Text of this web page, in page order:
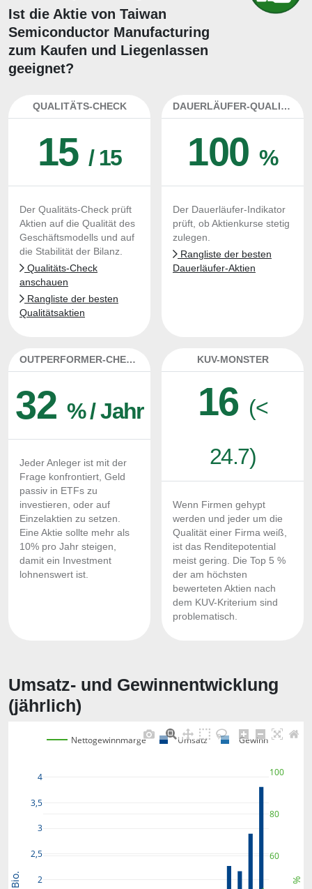
Ist die Aktie von Taiwan
Semiconductor Manufacturing
zum Kaufen und Liegenlassen
geeignet?
QUALITÄTS-CHECK
15 / 15
Der Qualitäts-Check prüft
Aktien auf die Qualität des
Geschäftsmodells und auf
die Stabilität der Bilanz.
Qualitäts-Check
anschauen
Rangliste der besten
Qualitätsaktien
DAUERLÄUFER-QUALITÄTEN
100%
Der Dauerläufer-Indikator
prüft, ob Aktienkurse stetig
zulegen.
Rangliste der besten
Dauerläufer-Aktien
OUTPERFORMER-CHECK
32 % / Jahr
Jeder Anleger ist mit der
Frage konfrontiert, Geld
passiv in ETFs zu
investieren, oder auf
Einzelaktien zu setzen.
Eine Aktie sollte mehr als
10% pro Jahr steigen,
damit ein Investment
lohnenswert ist.
KUV-MONSTER
16 (<
24.7)
Wenn Firmen gehypt
werden und jeder um die
Qualität einer Firma weiß,
ist das Renditepotential
meist gering. Die Top 5 %
der am höchsten
bewerteten Aktien nach
dem KUV-Kriterium sind
problematisch.
Umsatz- und Gewinnentwicklung
(jährlich)
2
2,5
3
3,5
4
60
80
100
Nettogewinnmarge Umsatz Gewinn
Bio. %